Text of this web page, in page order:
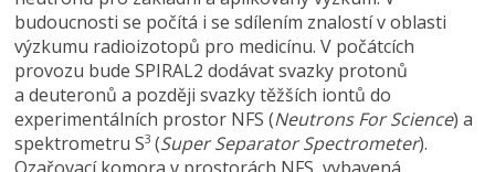
budoucnosti se počítá i se sdílením znalostí v oblasti
výzkumu radioizotopů pro medicínu. V počátcích
provozu bude SPIRAL2 dodávat svazky protonů
a deuteronů a později svazky těžších iontů do
experimentálních prostor NFS (Neutrons For Science) a
spektrometru S3 (Super Separator Spectrometer).